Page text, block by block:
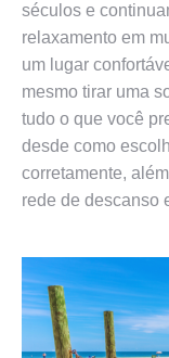
séculos e
relaxamento em
um lugar
mesmo tirar uma
tudo o que você
desde como
corretamente,
rede de descanso